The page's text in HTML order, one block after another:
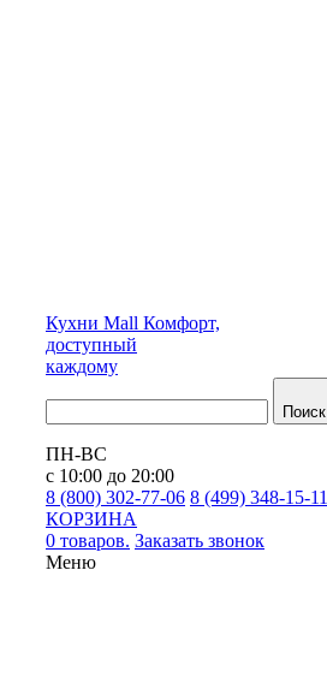
Кухни Mall Комфорт,
доступный
каждому
Поиск
ПН-ВС
с 10:00 до 20:00
8 (800) 302-77-06 8 (499) 348-15-11
КОРЗИНА
0 товаров. Заказать звонок
Меню